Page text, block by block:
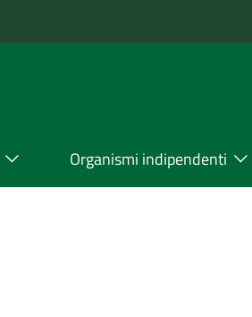
Organismi indipendenti